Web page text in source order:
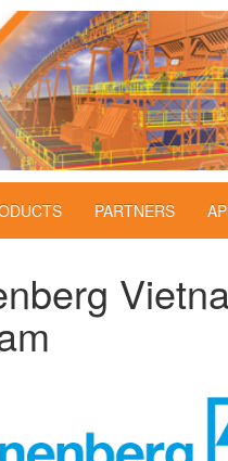
PARTNERS